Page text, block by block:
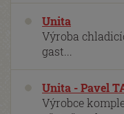
Unita
Výroba
gast...
Unita - Pavel
Výrobce